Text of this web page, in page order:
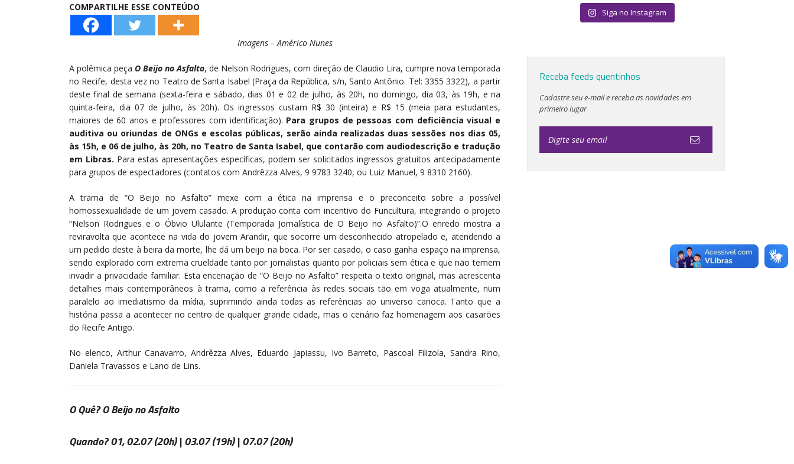
COMPARTILHE ESSE CONTEÚDO
Imagens – Américo Nunes
A polêmica peça O Beijo no Asfalto, de Nelson Rodrigues, com direção de Claudio Lira, cumpre nova temporada
no Recife, desta vez no Teatro de Santa Isabel (Praça da República, s/n, Santo Antônio. Tel: 3355 3322), a partir
deste final de semana (sexta-feira e sábado, dias 01 e 02 de julho, às 20h, no domingo, dia 03, às 19h, e na
quinta-feira, dia 07 de julho, às 20h). Os ingressos custam R$ 30 (inteira) e R$ 15 (meia para estudantes,
maiores de 60 anos e professores com identificação). Para grupos de pessoas com deficiência visual e
auditiva ou oriundas de ONGs e escolas públicas, serão ainda realizadas duas sessões nos dias 05,
às 15h, e 06 de julho, às 20h, no Teatro de Santa Isabel, que contarão com audiodescrição e tradução
em Libras. Para estas apresentações específicas, podem ser solicitados ingressos gratuitos antecipadamente
para grupos de espectadores (contatos com Andrêzza Alves, 9 9783 3240, ou Luiz Manuel, 9 8310 2160).
A trama de “O Beijo no Asfalto” mexe com a ética na imprensa e o preconceito sobre a possível
homossexualidade de um jovem casado. A produção conta com incentivo do Funcultura, integrando o projeto
“Nelson Rodrigues e o Óbvio Ululante (Temporada Jornalística de O Beijo no Asfalto)”.O enredo mostra a
reviravolta que acontece na vida do jovem Arandir, que socorre um desconhecido atropelado e, atendendo a
um pedido deste à beira da morte, lhe dá um beijo na boca. Por ser casado, o caso ganha espaço na imprensa,
sendo explorado com extrema crueldade tanto por jornalistas quanto por policiais sem ética e que não temem
invadir a privacidade familiar. Esta encenação de “O Beijo no Asfalto” respeita o texto original, mas acrescenta
detalhes mais contemporâneos à trama, como a referência às redes sociais tão em voga atualmente, num
paralelo ao imediatismo da mídia, suprimindo ainda todas as referências ao universo carioca. Tanto que a
história passa a acontecer no centro de qualquer grande cidade, mas o cenário faz homenagem aos casarões
do Recife Antigo.
No elenco, Arthur Canavarro, Andrêzza Alves, Eduardo Japiassu, Ivo Barreto, Pascoal Filizola, Sandra Rino,
Daniela Travassos e Lano de Lins.
O Quê?O Beijo no Asfalto
Quando?01, 02.07(20h) |03.07(19h) |07.07(20h)
Siga no Instagram
Receba feeds quentinhos
Cadastre seu e-mail e receba as novidades em
primeiro lugar